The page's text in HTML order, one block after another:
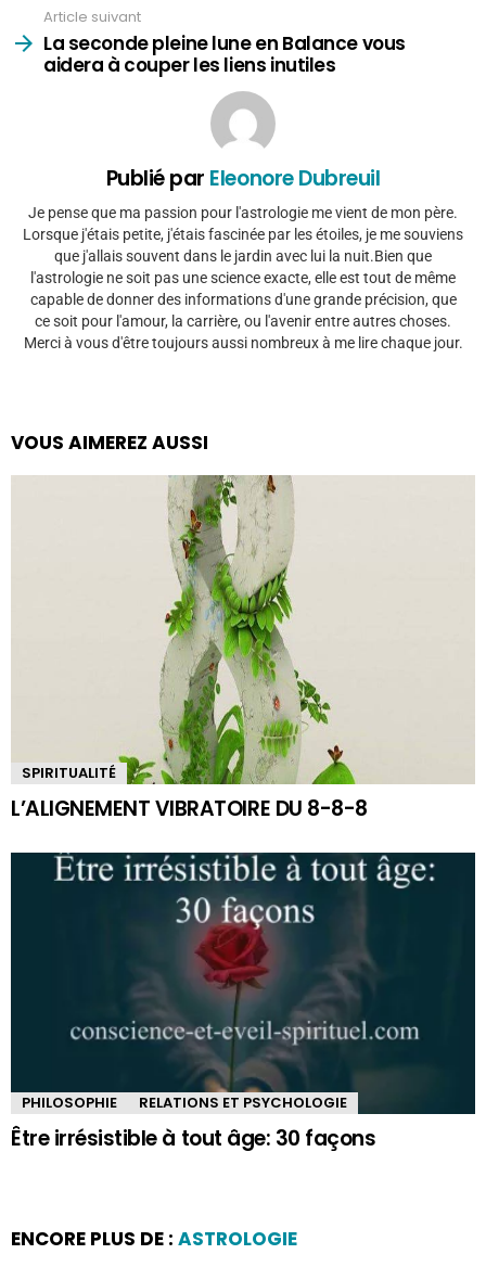
Article suivant
La seconde pleine lune en Balance vous
aidera à couper les liens inutiles
Publié par Eleonore Dubreuil
Je pense que ma passion pour l'astrologie me vient de mon père.
Lorsque j'étais petite, j'étais fascinée par les étoiles, je me souviens
que j'allais souvent dans le jardin avec lui la nuit.Bien que
l'astrologie ne soit pas une science exacte, elle est tout de même
capable de donner des informations d'une grande précision, que
ce soit pour l'amour, la carrière, ou l'avenir entre autres choses.
Merci à vous d'être toujours aussi nombreux à me lire chaque jour.
VOUS AIMEREZ AUSSI
SPIRITUALITÉ
L’ALIGNEMENT VIBRATOIRE DU 8-8-8
PHILOSOPHIE RELATIONS ET PSYCHOLOGIE
Être irrésistible à tout âge: 30 façons
ENCORE PLUS DE : ASTROLOGIE